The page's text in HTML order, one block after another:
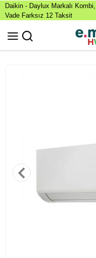
Daikin - Daylux Markalı
Vade Farksız 12 Taksit